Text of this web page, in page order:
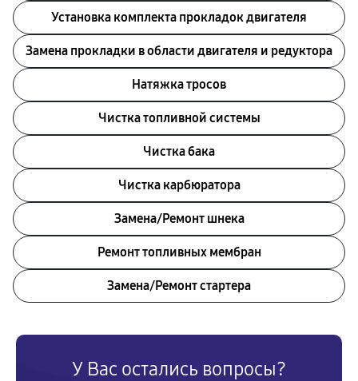
Установка комплекта прокладок двигателя
Замена прокладки в области двигателя и редуктора
Натяжка тросов
Чистка топливной системы
Чистка бака
Чистка карбюратора
Замена/Pемонт шнека
Ремонт топливных мембран
Замена/Pемонт стартера
У Вас остались вопросы?